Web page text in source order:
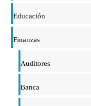
Educación
Finanzas
Auditores
Banca